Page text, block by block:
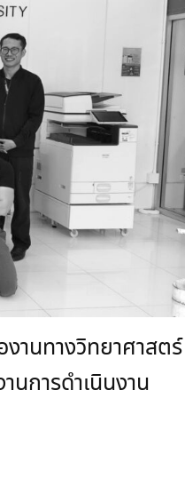
านทางวิทยาศาสตร์
การดำเนินงาน